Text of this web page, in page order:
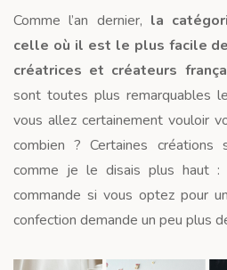
Comme l’an dernier, la
celle où il est le plus facile
créatrices et créateurs
sont toutes plus remarquables
vous allez certainement vouloir
combien ? Certaines créations
comme je le disais plus haut
commande si vous optez pour
confection demande un peu plus